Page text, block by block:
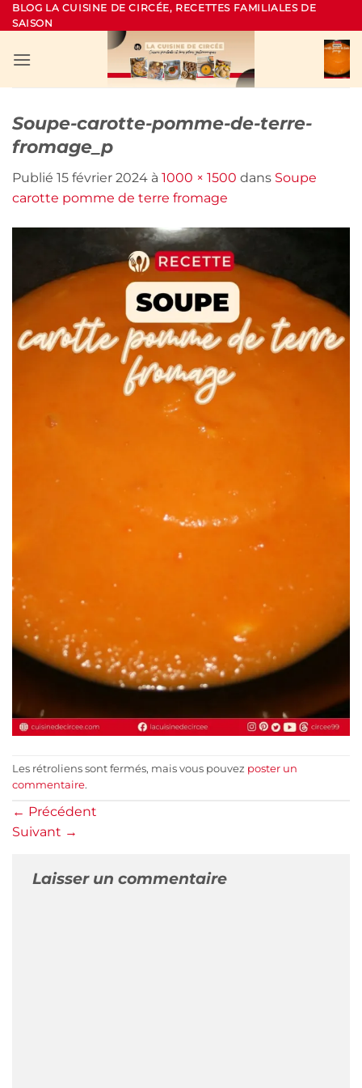
Passer
au
BLOG LA CUISINE DE CIRCÉE, RECETTES FAMILIALES DE
SAISON
Soupe-carotte-pomme-de-terre-
fromage_p
Publié 15 février 2024 à 1000 × 1500 dans Soupe
carotte pomme de terre fromage
Les rétroliens sont fermés, mais vous pouvez poster un
commentaire.
← Précédent
Suivant →
Laisser un commentaire